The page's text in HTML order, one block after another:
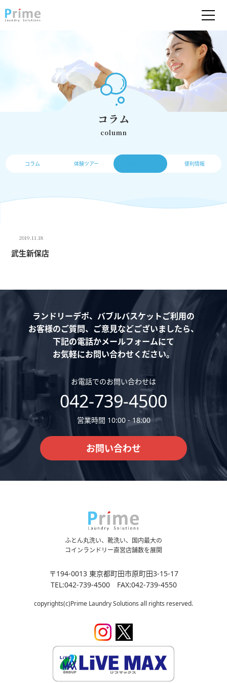
コラム
column
コラム 体験ツアー 便利情報
2019.11.18
武生新保店
ランドリーデポ、バブルバスケットご利用の
お客様のご質問、ご意見などございましたら、
下記の電話かメールフォームにて
お気軽にお問い合わせください。
お電話でのお問い合わせは
042-739-4500
営業時間 10:00 - 18:00
お問い合わせ
ふとん丸洗い、靴洗い、国内最大の
コインランドリー直営店舗数を展開
〒194-0013 東京都町田市原町田3-15-17
TEL:042-739-4500 FAX:042-739-4550
copyrights(c)Prime Laundry Solutions all rights reserved.